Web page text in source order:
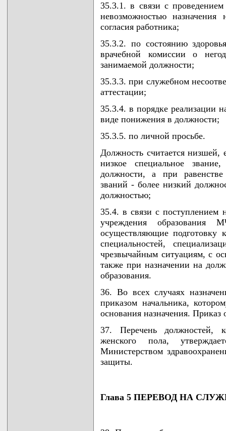
35.3.1. в связи с
невозможностью
согласия работника;
35.3.2. по состоянию
врачебной комиссии о
занимаемой должности;
35.3.3. при служебном
аттестации;
35.3.4. в порядке реализации
виде понижения в должности;
35.3.5. по личной просьбе.
Должность считается низшей,
низкое специальное
должности, а при
званий - более низкий
должностью;
35.4. в связи с поступлением
учреждения образования
осуществляющие подготовку
специальностей,
чрезвычайным ситуациям, с
также при назначении на
образования.
36. Во всех случаях
приказом начальника,
основания назначения. Приказ
37. Перечень должностей,
женского пола,
Министерством
защиты.
Глава 5 ПЕРЕВОД НА